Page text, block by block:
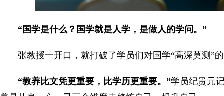
“国学是什么？国学就是人学，是做人的学问。”
张教授一开口，就打破了学员们对国学“高深莫测”
“教养比文凭更重要，比学历更重要。”学员纪贵元